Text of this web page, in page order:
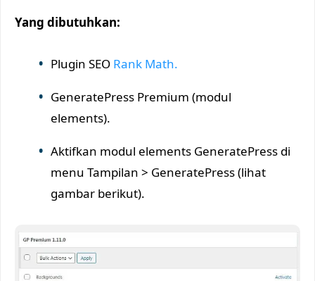
Yang dibutuhkan:
Plugin SEO Rank Math.
GeneratePress Premium (modul
elements).
Aktifkan modul elements GeneratePress di
menu Tampilan > GeneratePress (lihat
gambar berikut).